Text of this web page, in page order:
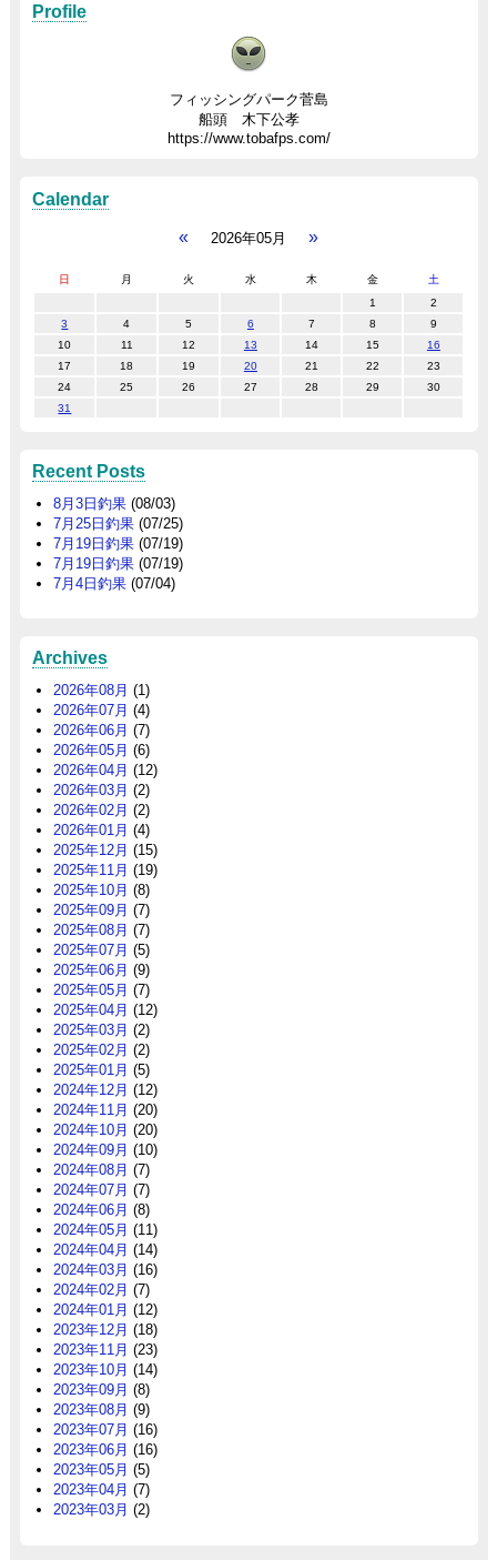
Profile
フィッシングパーク菅島
船頭 木下公孝
https://www.tobafps.com/
Calendar
«
2026年05月 »
日 月 火 水 木 金
土
1
2
3
4 5 6 7 8
9
10
11 12 13 14 15
16
17
18 19 20 21 22
23
24
25 26 27 28 29
30
31
Recent Posts
8月3日釣果 (08/03)
7月25日釣果 (07/25)
7月19日釣果 (07/19)
7月19日釣果 (07/19)
7月4日釣果 (07/04)
Archives
2026年08月 (1)
2026年07月 (4)
2026年06月 (7)
2026年05月 (6)
2026年04月 (12)
2026年03月 (2)
2026年02月 (2)
2026年01月 (4)
2025年12月 (15)
2025年11月 (19)
2025年10月 (8)
2025年09月 (7)
2025年08月 (7)
2025年07月 (5)
2025年06月 (9)
2025年05月 (7)
2025年04月 (12)
2025年03月 (2)
2025年02月 (2)
2025年01月 (5)
2024年12月 (12)
2024年11月 (20)
2024年10月 (20)
2024年09月 (10)
2024年08月 (7)
2024年07月 (7)
2024年06月 (8)
2024年05月 (11)
2024年04月 (14)
2024年03月 (16)
2024年02月 (7)
2024年01月 (12)
2023年12月 (18)
2023年11月 (23)
2023年10月 (14)
2023年09月 (8)
2023年08月 (9)
2023年07月 (16)
2023年06月 (16)
2023年05月 (5)
2023年04月 (7)
2023年03月 (2)